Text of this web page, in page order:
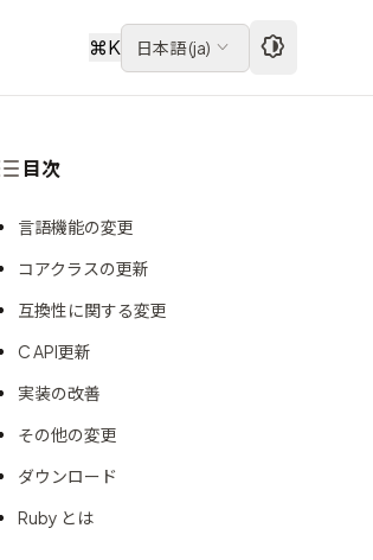
⌘K 日本語(ja)
目次
言語機能の変更
コアクラスの更新
互換性に関する変更
C API更新
実装の改善
その他の変更
ダウンロード
Ruby とは